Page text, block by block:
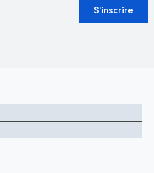
S'inscrire